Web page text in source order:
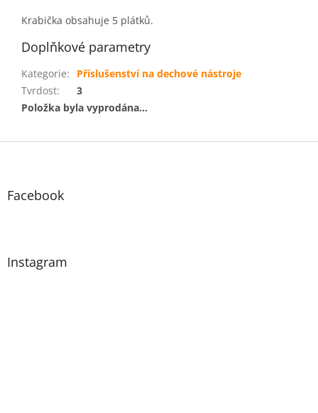
Krabička obsahuje 5 plátků.
Doplňkové parametry
Kategorie:
Příslušenství na dechové nástroje
Tvrdost:
3
Položka byla vyprodána…
Z
Facebook
Instagram